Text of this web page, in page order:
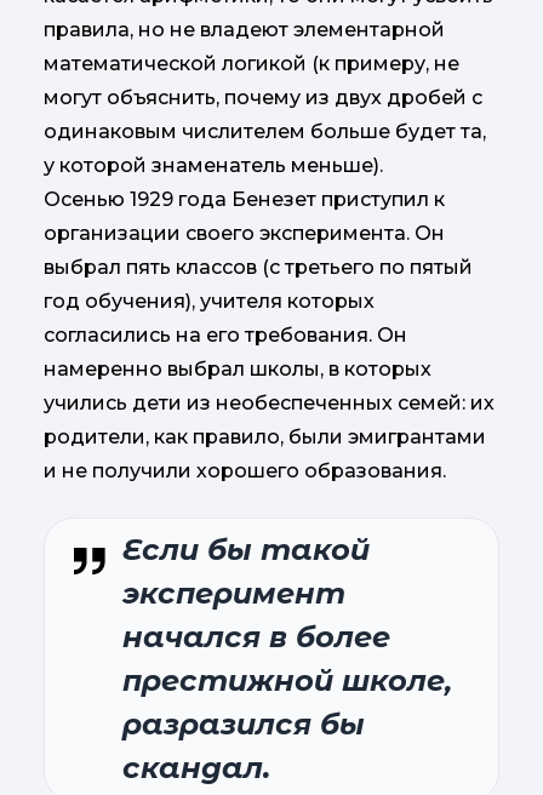
правила, но не владеют элементарной
математической логикой (к примеру, не
могут объяснить, почему из двух дробей с
одинаковым числителем больше будет та,
у которой знаменатель меньше).
Осенью 1929 года Бенезет приступил к
организации своего эксперимента. Он
выбрал пять классов (с третьего по пятый
год обучения), учителя которых
согласились на его требования. Он
намеренно выбрал школы, в которых
учились дети из необеспеченных семей: их
родители, как правило, были эмигрантами
и не получили хорошего образования.
Если бы такой
эксперимент
начался в более
престижной школе,
разразился бы
скандал.